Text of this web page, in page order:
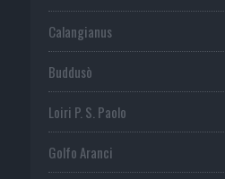
Calangianus
Buddusò
Loiri P. S. Paolo
Golfo Aranci